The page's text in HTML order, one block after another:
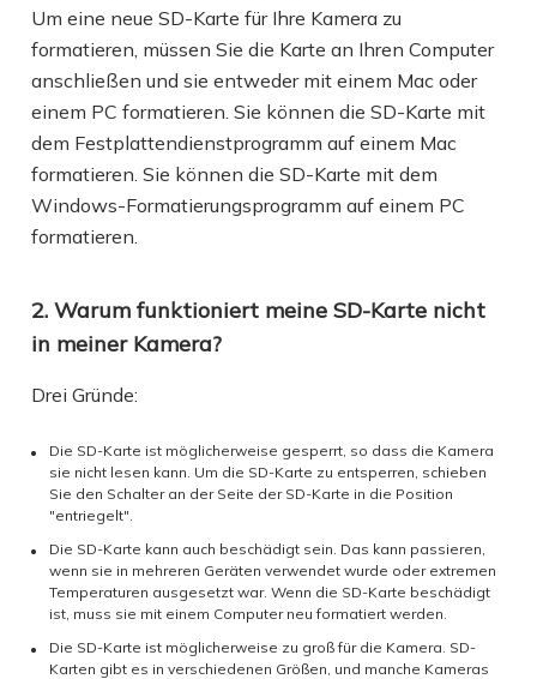
Um eine neue SD-Karte für Ihre Kamera zu
formatieren, müssen Sie die Karte an Ihren Computer
anschließen und sie entweder mit einem Mac oder
einem PC formatieren. Sie können die SD-Karte mit
dem Festplattendienstprogramm auf einem Mac
formatieren. Sie können die SD-Karte mit dem
Windows-Formatierungsprogramm auf einem PC
formatieren.
2. Warum funktioniert meine SD-Karte nicht
in meiner Kamera?
Drei Gründe:
Die SD-Karte ist möglicherweise gesperrt, so dass die Kamera
sie nicht lesen kann. Um die SD-Karte zu entsperren, schieben
Sie den Schalter an der Seite der SD-Karte in die Position
"entriegelt".
Die SD-Karte kann auch beschädigt sein. Das kann passieren,
wenn sie in mehreren Geräten verwendet wurde oder extremen
Temperaturen ausgesetzt war. Wenn die SD-Karte beschädigt
ist, muss sie mit einem Computer neu formatiert werden.
Die SD-Karte ist möglicherweise zu groß für die Kamera. SD-
Karten gibt es in verschiedenen Größen, und manche Kameras